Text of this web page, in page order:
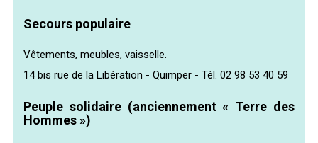
Secours populaire
Vêtements, meubles, vaisselle.
14 bis rue de la Libération - Quimper - Tél. 02 98 53 40 59
Peuple solidaire (anciennement « Terre des
Hommes »)